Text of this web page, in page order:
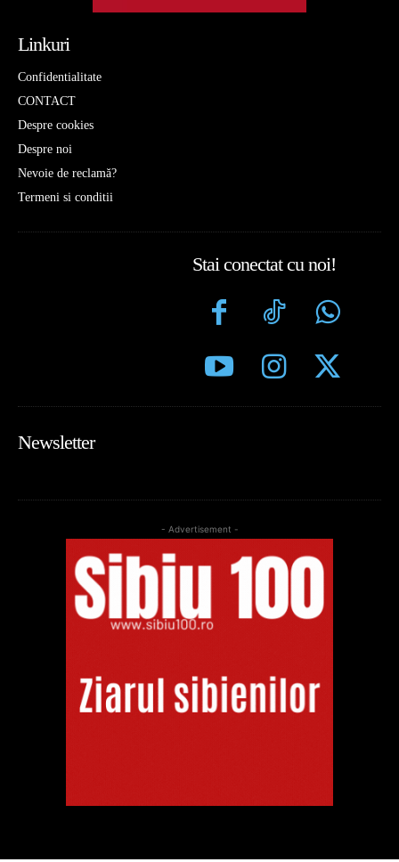
Linkuri
Confidentialitate
CONTACT
Despre cookies
Despre noi
Nevoie de reclamă?
Termeni si conditii
Stai conectat cu noi!
Newsletter
- Advertisement -